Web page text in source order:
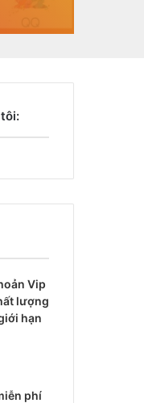
Vip
lượng
hạn
phí